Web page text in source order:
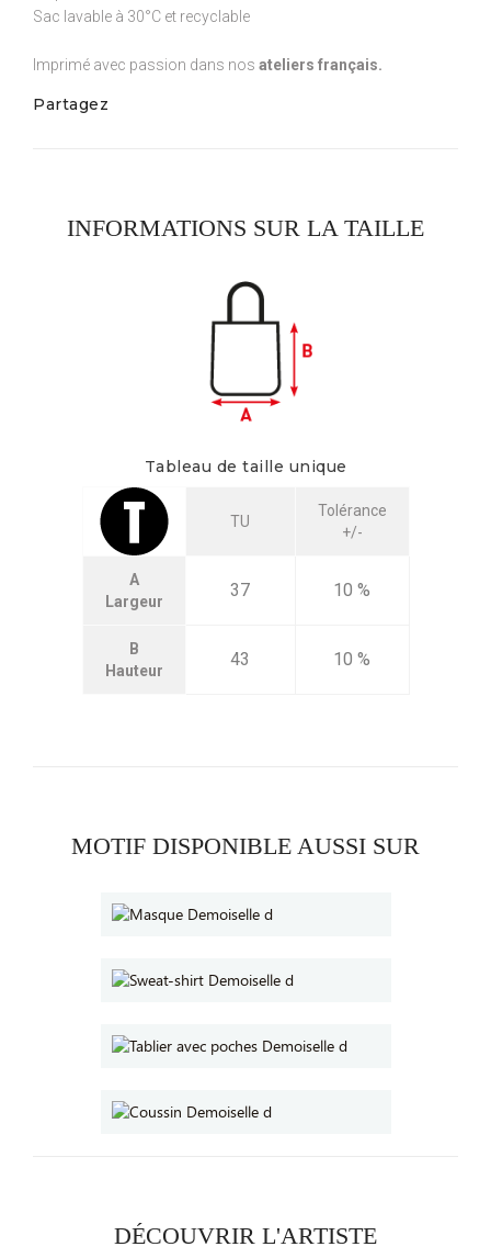
Sac lavable à 30°C et recyclable
Imprimé avec passion dans nos ateliers français.
Partagez
INFORMATIONS SUR LA TAILLE
Tableau de taille unique
TU
Tolérance
+/-
A
Largeur
37 10 %
B
Hauteur
43 10 %
MOTIF DISPONIBLE AUSSI SUR
DÉCOUVRIR L'ARTISTE